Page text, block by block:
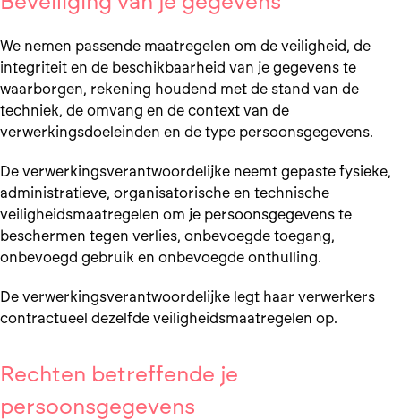
We nemen passende maatregelen om de veiligheid, de
integriteit en de beschikbaarheid van je gegevens te
waarborgen, rekening houdend met de stand van de
techniek, de omvang en de context van de
verwerkingsdoeleinden en de type persoonsgegevens.
De verwerkingsverantwoordelijke neemt gepaste fysieke,
administratieve, organisatorische en technische
veiligheidsmaatregelen om je persoonsgegevens te
beschermen tegen verlies, onbevoegde toegang,
onbevoegd gebruik en onbevoegde onthulling.
De verwerkingsverantwoordelijke legt haar verwerkers
contractueel dezelfde veiligheidsmaatregelen op.
Rechten betreffende je
persoonsgegevens